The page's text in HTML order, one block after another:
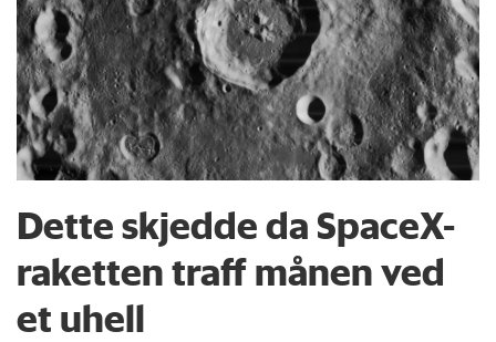
Dette skjedde da SpaceX-
raketten traff månen ved
et uhell